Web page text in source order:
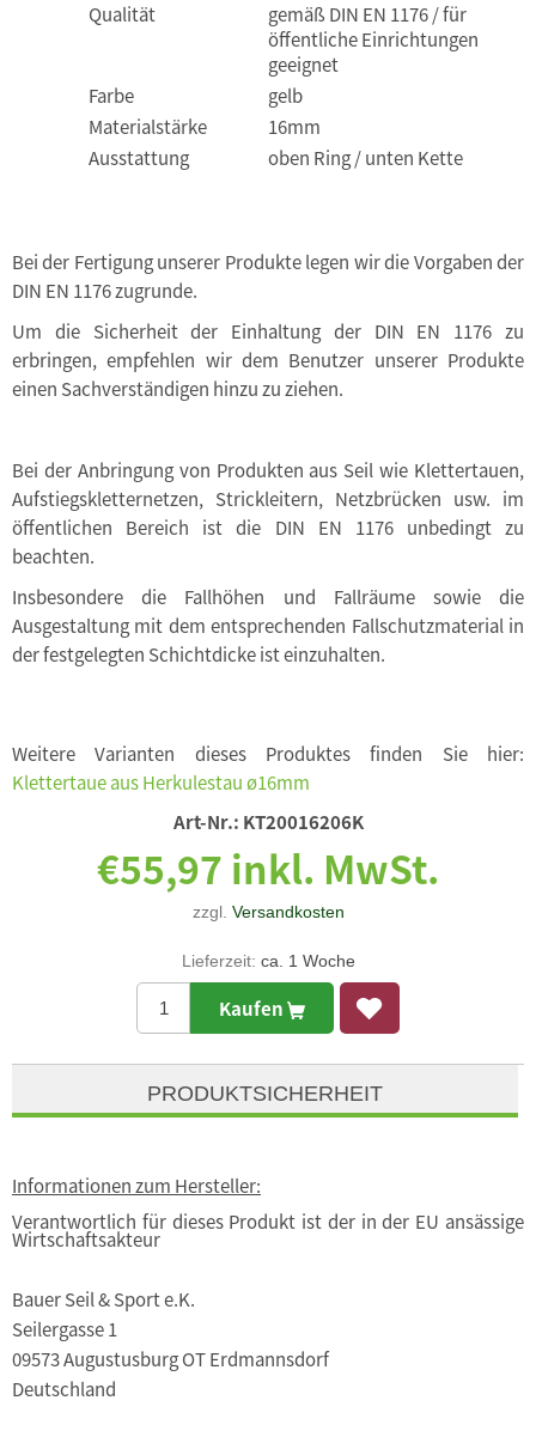
Qualität
gemäß DIN EN 1176 / für
öffentliche Einrichtungen
geeignet
Farbe
gelb
Materialstärke
16mm
Ausstattung
oben Ring / unten Kette
Bei der Fertigung unserer Produkte legen wir die Vorgaben der
DIN EN 1176 zugrunde.
Um die Sicherheit der Einhaltung der DIN EN 1176 zu
erbringen, empfehlen wir dem Benutzer unserer Produkte
einen Sachverständigen hinzu zu ziehen.
Bei der Anbringung von Produkten aus Seil wie Klettertauen,
Aufstiegskletternetzen, Strickleitern, Netzbrücken usw. im
öffentlichen Bereich ist die DIN EN 1176 unbedingt zu
beachten.
Insbesondere die Fallhöhen und Fallräume sowie die
Ausgestaltung mit dem entsprechenden Fallschutzmaterial in
der festgelegten Schichtdicke ist einzuhalten.
Weitere Varianten dieses Produktes finden Sie hier:
Klettertaue aus Herkulestau ø16mm
Art-Nr.: KT20016206K
€55,97 inkl. MwSt.
zzgl. Versandkosten
Lieferzeit: ca. 1 Woche
Kaufen
PRODUKTSICHERHEIT
Informationen zum Hersteller:
Verantwortlich für dieses Produkt ist der in der EU ansässige
Wirtschaftsakteur
Bauer Seil & Sport e.K.
Seilergasse 1
09573 Augustusburg OT Erdmannsdorf
Deutschland